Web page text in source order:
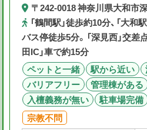
〒242-0018 神奈川県大和市
「鶴間駅」徒歩約10分、「大和
バス停徒歩5分。「深見西」交差
田IC」車で約15分
ペットと一緒
駅から近い
バリアフリー
管理棟がある
入檀義務が無い
駐車場完備
宗教不問